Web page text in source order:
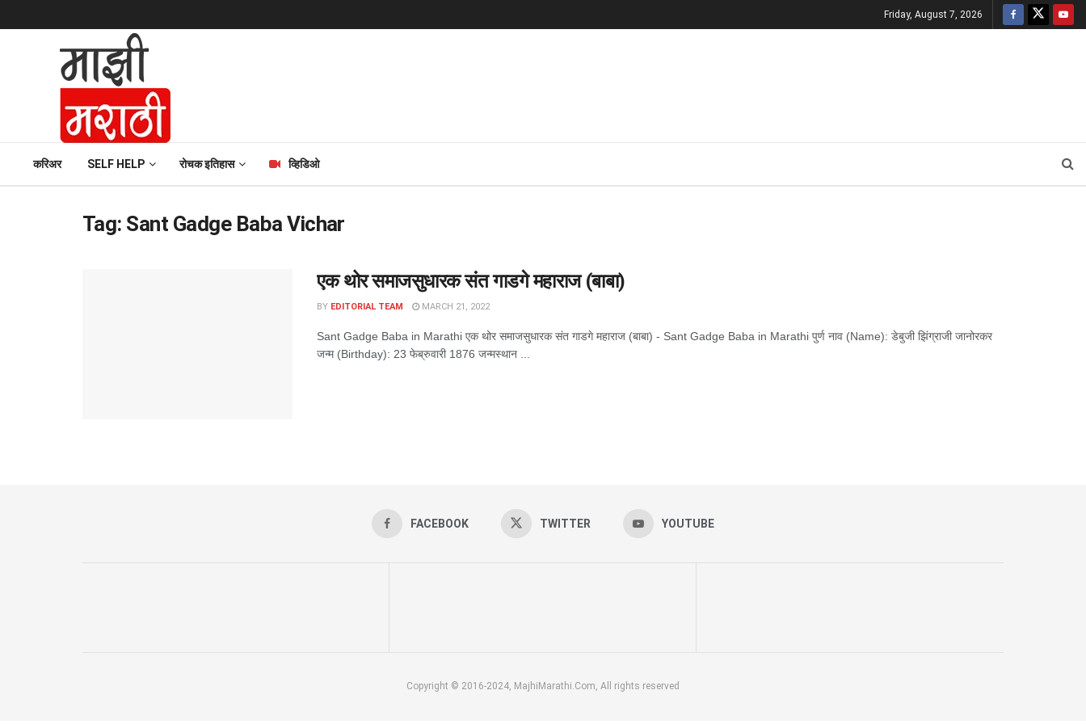
Friday, August 7, 2026
करिअर SELF HELP रोचक इतिहास व्हिडिओ
Tag: Sant Gadge Baba Vichar
एक थोर समाजसुधारक संत गाडगे महाराज (बाबा)
BY EDITORIAL TEAM MARCH 21, 2022
Sant Gadge Baba in Marathi एक थोर समाजसुधारक संत गाडगे महाराज (बाबा) - Sant Gadge Baba in Marathi पुर्ण नाव (Name): डेबुजी झिंग्राजी जानोरकर
जन्म (Birthday): 23 फेब्रुवारी 1876 जन्मस्थान ...
FACEBOOK TWITTER YOUTUBE
Copyright © 2016-2024, MajhiMarathi.Com, All rights reserved